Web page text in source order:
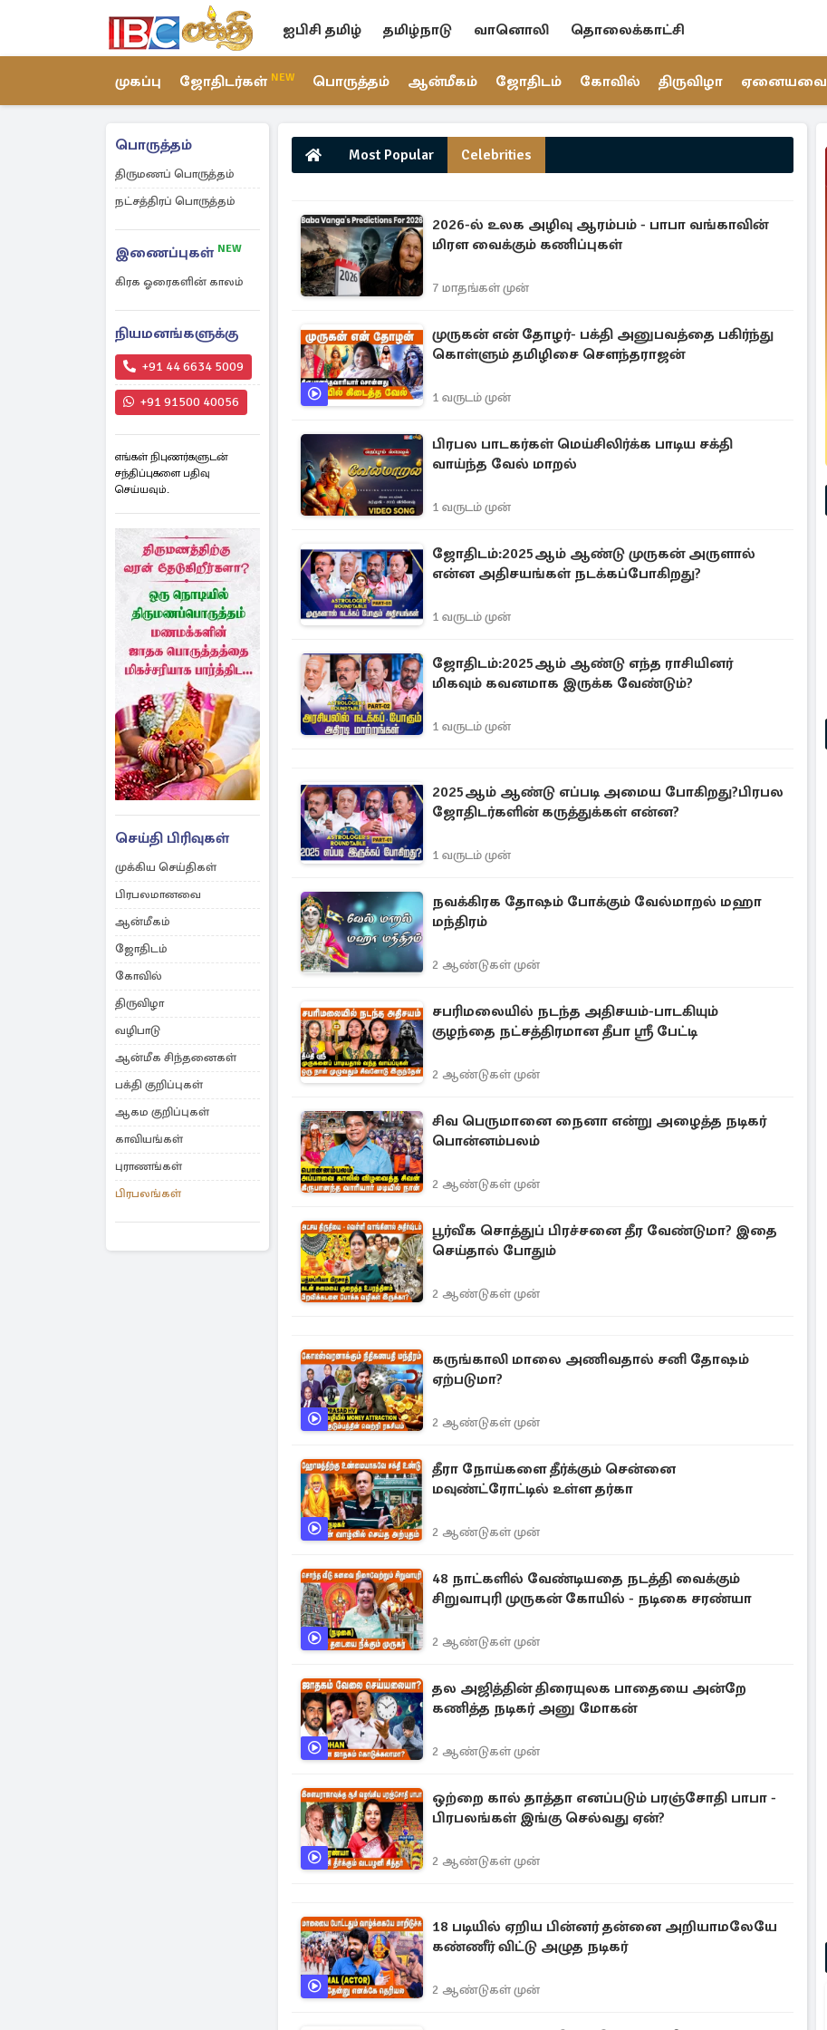
ஐபிசி தமிழ் தமிழ்நாடு வானொலி தொலைக்காட்சி
முகப்பு ஜோதிடர்கள் NEW பொருத்தம் ஆன்மீகம் ஜோதிடம் கோவில் திருவிழா ஏனையவை
பொருத்தம்
திருமணப் பொருத்தம்
நட்சத்திரப் பொருத்தம்
இணைப்புகள் NEW
கிரக ஓரைகளின் காலம்
நியமனங்களுக்கு
+91 44 6634 5009
+91 91500 40056
எங்கள் நிபுணர்களுடன்
சந்திப்புகளை பதிவு
செய்யவும்.
செய்தி பிரிவுகள்
முக்கிய செய்திகள்
பிரபலமானவை
ஆன்மீகம்
ஜோதிடம்
கோவில்
திருவிழா
வழிபாடு
ஆன்மீக சிந்தனைகள்
பக்தி குறிப்புகள்
ஆகம குறிப்புகள்
காவியங்கள்
புராணங்கள்
பிரபலங்கள்
Most Popular Celebrities
2026-ல் உலக அழிவு ஆரம்பம் - பாபா வங்காவின்
மிரள வைக்கும் கணிப்புகள்
7 மாதங்கள் முன்
முருகன் என் தோழர்- பக்தி அனுபவத்தை பகிர்ந்து
கொள்ளும் தமிழிசை சௌந்தராஜன்
1 வருடம் முன்
பிரபல பாடகர்கள் மெய்சிலிர்க்க பாடிய சக்தி
வாய்ந்த வேல் மாறல்
1 வருடம் முன்
ஜோதிடம்:2025ஆம் ஆண்டு முருகன் அருளால்
என்ன அதிசயங்கள் நடக்கப்போகிறது?
1 வருடம் முன்
ஜோதிடம்:2025ஆம் ஆண்டு எந்த ராசியினர்
மிகவும் கவனமாக இருக்க வேண்டும்?
1 வருடம் முன்
2025ஆம் ஆண்டு எப்படி அமைய போகிறது?பிரபல
ஜோதிடர்களின் கருத்துக்கள் என்ன?
1 வருடம் முன்
நவக்கிரக தோஷம் போக்கும் வேல்மாறல் மஹா
மந்திரம்
2 ஆண்டுகள் முன்
சபரிமலையில் நடந்த அதிசயம்-பாடகியும்
குழந்தை நட்சத்திரமான தீபா ஸ்ரீ பேட்டி
2 ஆண்டுகள் முன்
சிவ பெருமானை நைனா என்று அழைத்த நடிகர்
பொன்னம்பலம்
2 ஆண்டுகள் முன்
பூர்வீக சொத்துப் பிரச்சனை தீர வேண்டுமா? இதை
செய்தால் போதும்
2 ஆண்டுகள் முன்
கருங்காலி மாலை அணிவதால் சனி தோஷம்
ஏற்படுமா?
2 ஆண்டுகள் முன்
தீரா நோய்களை தீர்க்கும் சென்னை
மவுண்ட்ரோட்டில் உள்ள தர்கா
2 ஆண்டுகள் முன்
48 நாட்களில் வேண்டியதை நடத்தி வைக்கும்
சிறுவாபுரி முருகன் கோயில் - நடிகை சரண்யா
2 ஆண்டுகள் முன்
தல அஜித்தின் திரையுலக பாதையை அன்றே
கணித்த நடிகர் அனு மோகன்
2 ஆண்டுகள் முன்
ஒற்றை கால் தாத்தா எனப்படும் பரஞ்சோதி பாபா -
பிரபலங்கள் இங்கு செல்வது ஏன்?
2 ஆண்டுகள் முன்
18 படியில் ஏறிய பின்னர் தன்னை அறியாமலேயே
கண்ணீர் விட்டு அழுத நடிகர்
2 ஆண்டுகள் முன்